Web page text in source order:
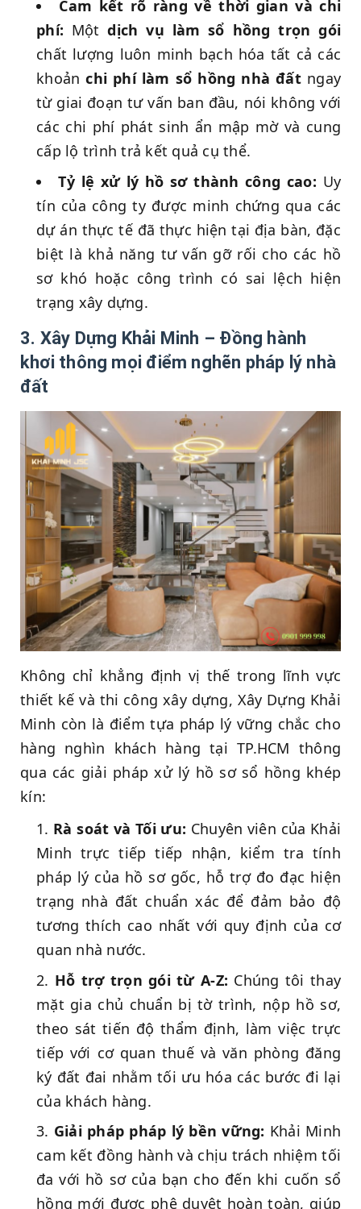
Cam kết rõ ràng về thời gian và chi
phí: Mộtdịch vụ làm sổ hồng trọn gói
chất lượng luôn minh bạch hóa tất cả các
khoảnchi phí làm sổ hồng nhà đấtngay
từ giai đoạn tư vấn ban đầu, nói không với
các chi phí phát sinh ẩn mập mờ và cung
cấp lộ trình trả kết quả cụ thể.
Tỷ lệ xử lý hồ sơ thành công cao: Uy
tín của công ty được minh chứng qua các
dự án thực tế đã thực hiện tại địa bàn, đặc
biệt là khả năng tư vấn gỡ rối cho các hồ
sơ khó hoặc công trình có sai lệch hiện
trạng xây dựng.
3. Xây Dựng Khải Minh – Đồng hành
khơi thông mọi điểm nghẽn pháp lý nhà
đất
Không chỉ khẳng định vị thế trong lĩnh vực
thiết kế và thi công xây dựng, Xây Dựng Khải
Minh còn là điểm tựa pháp lý vững chắc cho
hàng nghìn khách hàng tại TP.HCM thông
qua các giải pháp xử lý hồ sơ sổ hồng khép
kín:
Rà soát và Tối ưu: Chuyên viên của Khải
Minh trực tiếp tiếp nhận, kiểm tra tính
pháp lý của hồ sơ gốc, hỗ trợ đo đạc hiện
trạng nhà đất chuẩn xác để đảm bảo độ
tương thích cao nhất với quy định của cơ
quan nhà nước.
Hỗ trợ trọn gói từ A-Z: Chúng tôi thay
mặt gia chủ chuẩn bị tờ trình, nộp hồ sơ,
theo sát tiến độ thẩm định, làm việc trực
tiếp với cơ quan thuế và văn phòng đăng
ký đất đai nhằm tối ưu hóa các bước đi lại
của khách hàng.
Giải pháp pháp lý bền vững: Khải Minh
cam kết đồng hành và chịu trách nhiệm tối
đa với hồ sơ của bạn cho đến khi cuốn sổ
hồng mới được phê duyệt hoàn toàn, giúp